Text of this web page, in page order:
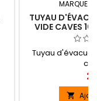
MARQUE:
TUYAU
VIDE CAVES
Tuyau
